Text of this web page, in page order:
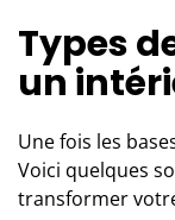
Types
un
Une fois les
Voici quelques
transformer